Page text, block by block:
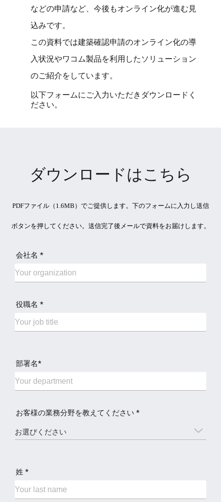
などの申請など、今後もオンライン化が進む見
込みです。
この資料では建築確認申請のオンライン化の導
入状況やワコム製品を利用したソリューション
のご紹介をしています。
以下フォームにご入力いただきダウンロードく
ださい。
ダウンロードはこちら
PDFファイル（1.6MB）でご提供します。下のフォームに入力し送信
ボタンを押してください。送信完了後メールで資料をお届けします。
会社名 *
役職名 *
部署名*
お客様の業務分野を教えてください *
姓 *